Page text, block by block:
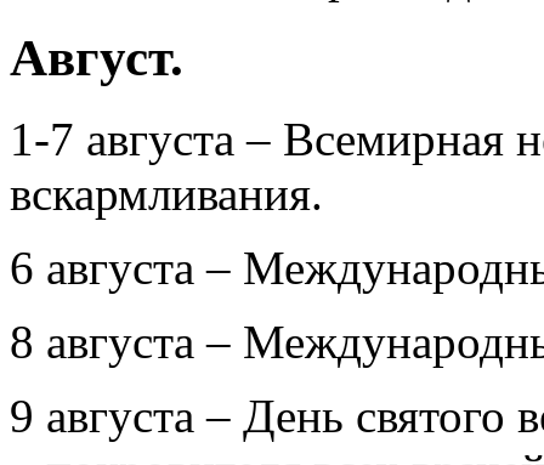
Август.
1-7 августа – Всемирная
вскармливания.
6 августа –
8 августа –
9 августа – День святого